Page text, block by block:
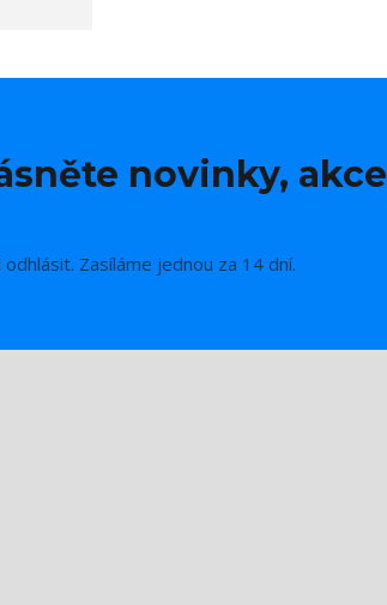
novinky, akce
Zasíláme jednou za 14 dní.